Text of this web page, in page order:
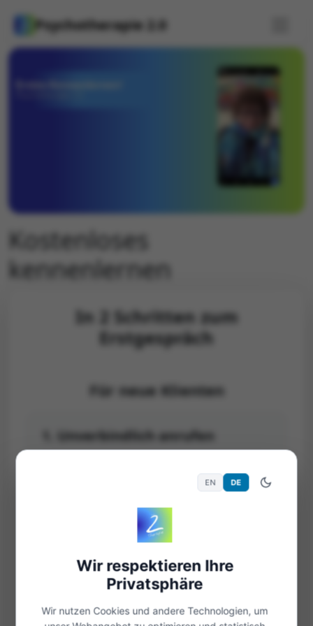
Psychotherapie 2.0
Kostenloses
kennenlernen
In 2 Schritten zum
Erstgespräch
Für neue Klienten
1. Unverbindlich anrufen
2. Kostenloses Video-
Erstgespräch buchen
0 € / 30 Minuten – direkt online,
unkompliziert und ohne Software.
Auswahl
EN DE
Wir respektieren Ihre
Privatsphäre
Wir nutzen Cookies und andere Technologien, um